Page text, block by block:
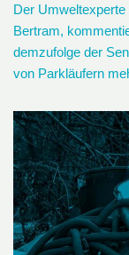
Der
Bertram,
demzufolge der
von Parkläufern